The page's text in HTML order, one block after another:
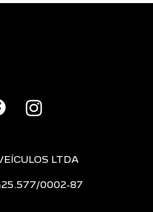
LTDA
0002-87